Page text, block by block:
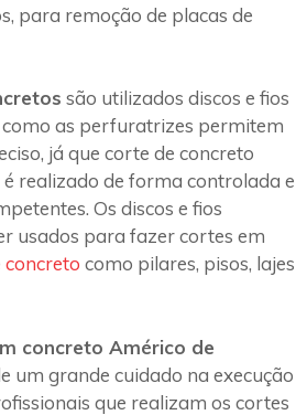
para remoção de placas de
são utilizados discos e fios
as perfuratrizes permitem
já que corte de concreto
realizado de forma controlada e
Os discos e fios
usados para fazer cortes em
concreto como pilares, pisos, lajes
concreto Américo de
um grande cuidado na execução
que realizam os cortes